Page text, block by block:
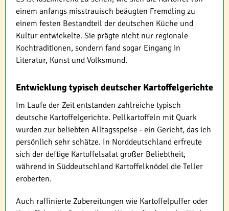
einem anfangs misstrauisch beäugten Fremdling zu
einem festen Bestandteil der deutschen Küche und
Kultur entwickelte. Sie prägte nicht nur regionale
Kochtraditionen, sondern fand sogar Eingang in
Literatur, Kunst und Volksmund.
Entwicklung typisch deutscher Kartoffelgerichte
Im Laufe der Zeit entstanden zahlreiche typisch
deutsche Kartoffelgerichte. Pellkartoffeln mit Quark
wurden zur beliebten Alltagsspeise - ein Gericht, das ich
persönlich sehr schätze. In Norddeutschland erfreute
sich der deftige Kartoffelsalat großer Beliebtheit,
während in Süddeutschland Kartoffelknödel die Teller
eroberten.
Auch raffinierte Zubereitungen wie Kartoffelpuffer oder